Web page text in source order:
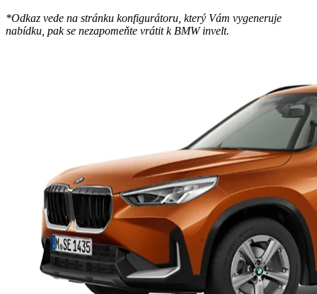
*Odkaz vede na stránku konfigurátoru, který Vám vygeneruje
nabídku, pak se nezapomeňte vrátit k BMW invelt.